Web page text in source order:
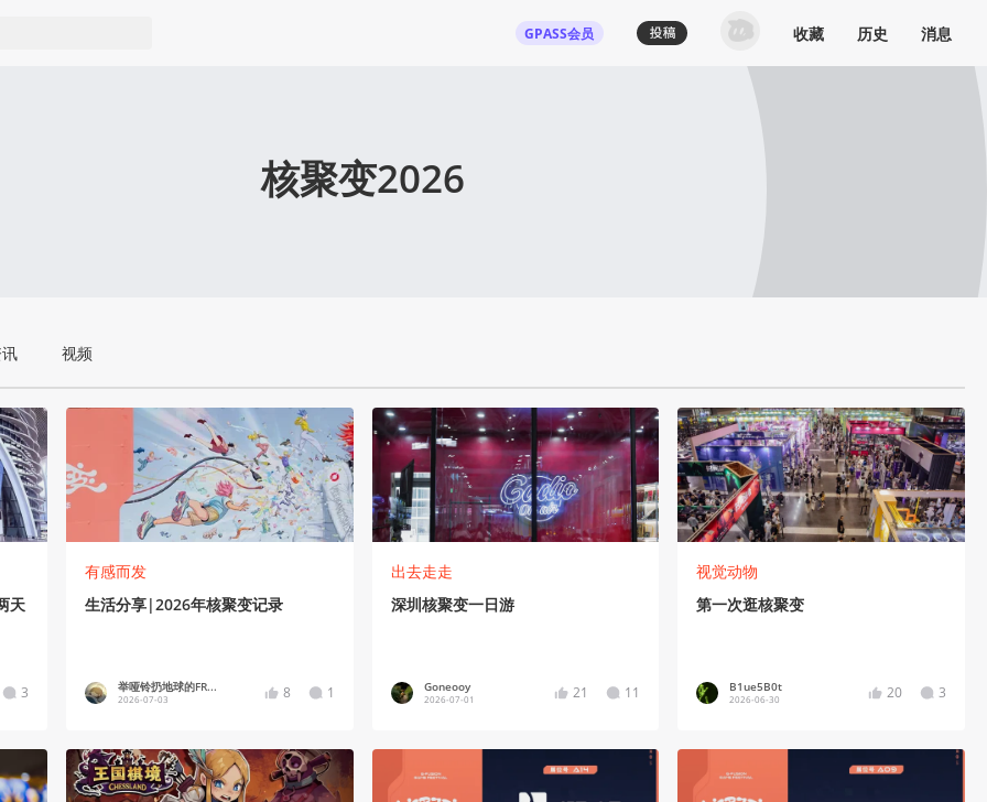
GPASS会员 收藏 历史 消息
核聚变2026
视频
天
3
有感而发
生活分享|2026年核聚变记录
举哑铃扔地球的FR...
2026-07-03 8 1
出去走走
深圳核聚变一日游
Goneooy
2026-07-01 21 11
视觉动物
第一次逛核聚变
B1ue5B0t
2026-06-30 20 3